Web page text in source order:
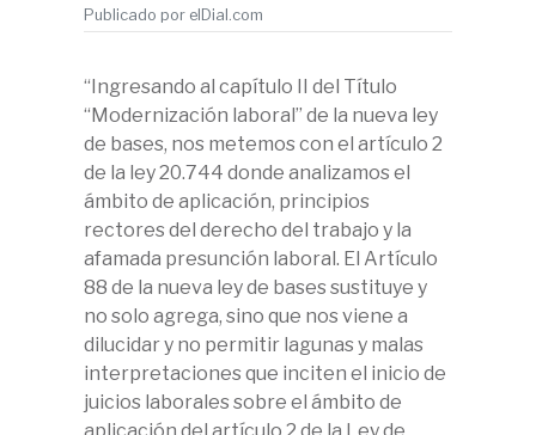
Publicado por elDial.com
“Ingresando al capítulo II del Título
“Modernización laboral” de la nueva ley
de bases, nos metemos con el artículo 2
de la ley 20.744 donde analizamos el
ámbito de aplicación, principios
rectores del derecho del trabajo y la
afamada presunción laboral. El Artículo
88 de la nueva ley de bases sustituye y
no solo agrega, sino que nos viene a
dilucidar y no permitir lagunas y malas
interpretaciones que inciten el inicio de
juicios laborales sobre el ámbito de